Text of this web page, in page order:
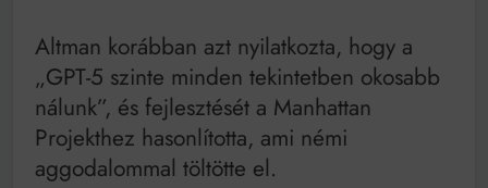
Altman korábban azt nyilatkozta, hogy a
„GPT-5 szinte minden tekintetben okosabb
nálunk”, és fejlesztését a Manhattan
Projekthez hasonlította, ami némi
aggodalommal töltötte el.